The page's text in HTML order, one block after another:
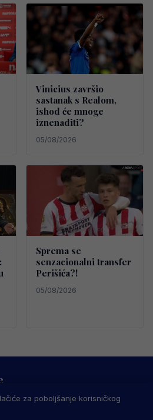
Vinicius završio
sastanak s Realom,
ishod će mnoge
iznenaditi?
05/08/2026
Sprema se
senzacionalni transfer
Perišića?!
05/08/2026
USLOVI KORIŠTENJA
zadržana.
za poboljšanje korisničkog